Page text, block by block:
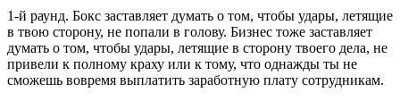
1-й раунд. Бокс заставляет думать о том, чтобы удары, летящие
в твою сторону, не попали в голову. Бизнес тоже заставляет
думать о том, чтобы удары, летящие в сторону твоего дела, не
привели к полному краху или к тому, что однажды ты не
сможешь вовремя выплатить заработную плату сотрудникам.